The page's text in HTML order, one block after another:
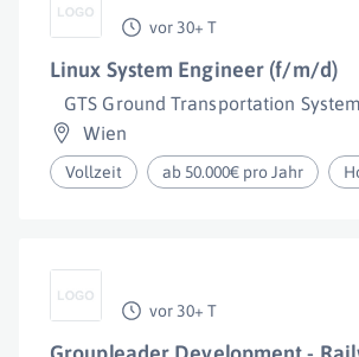
vor 30+ T
Linux System Engineer (f/m/d)
GTS Ground Transportation
Wien
Vollzeit ab 50.000€ pro Jahr
vor 30+ T